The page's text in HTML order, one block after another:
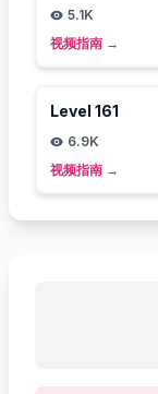
5.1K
视频指南 →
Level 161
6.9K
视频指南 →